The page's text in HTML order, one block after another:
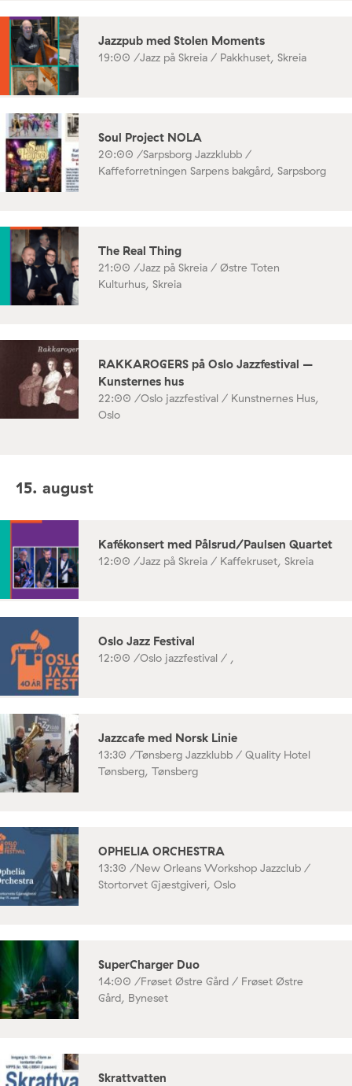
Jazzpub med Stolen Moments
19:00 /Jazz på Skreia / Pakkhuset, Skreia
Soul Project NOLA
20:00 /Sarpsborg Jazzklubb /
Kaffeforretningen Sarpens bakgård, Sarpsborg
The Real Thing
21:00 /Jazz på Skreia / Østre Toten
Kulturhus, Skreia
RAKKAROGERS på Oslo Jazzfestival –
Kunsternes hus
22:00 /Oslo jazzfestival / Kunstnernes Hus,
Oslo
15. august
Kafékonsert med Pålsrud/Paulsen Quartet
12:00 /Jazz på Skreia / Kaffekruset, Skreia
Oslo Jazz Festival
12:00 /Oslo jazzfestival / ,
Jazzcafe med Norsk Linie
13:30 /Tønsberg Jazzklubb / Quality Hotel
Tønsberg, Tønsberg
OPHELIA ORCHESTRA
13:30 /New Orleans Workshop Jazzclub /
Stortorvet Gjæstgiveri, Oslo
SuperCharger Duo
14:00 /Frøset Østre Gård / Frøset Østre
Gård, Byneset
Skrattvatten